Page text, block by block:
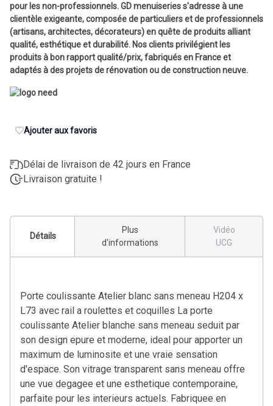
pour les non-professionnels. GD menuiseries s'adresse à une
clientèle exigeante, composée de particuliers et de professionnels
(artisans, architectes, décorateurs) en quête de produits alliant
qualité, esthétique et durabilité. Nos clients privilégient les
produits à bon rapport qualité/prix, fabriqués en France et
adaptés à des projets de rénovation ou de construction neuve.
Ajouter aux favoris
Délai de livraison de 42 jours en France
Livraison gratuite !
Détails
Plus
d'informations
Vidéo
UCG
Porte coulissante Atelier blanc sans meneau H204 x
L73 avec rail a roulettes et coquilles La porte
coulissante Atelier blanche sans meneau seduit par
son design epure et moderne, ideal pour apporter un
maximum de luminosite et une vraie sensation
d'espace. Son vitrage transparent sans meneau offre
une vue degagee et une esthetique contemporaine,
parfaite pour les interieurs actuels. Fabriquee en